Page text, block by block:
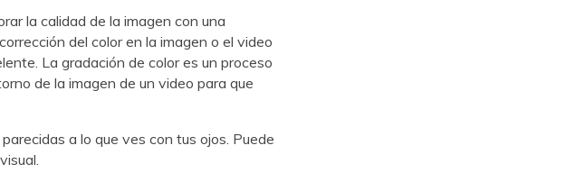
la calidad de la imagen con una
del color en la imagen o el video
󠀲󠀡󠀠󠀡󠀨󠀦󠀨󠀧󠀤La gradación de color es un proceso
de la imagen de un video para que
a lo que ves con tus ojos. Puede